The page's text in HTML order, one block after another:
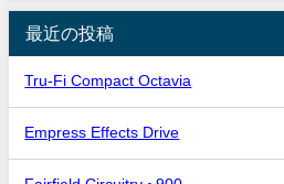
最近の投稿
Tru-Fi Compact Octavia
Empress Effects Drive